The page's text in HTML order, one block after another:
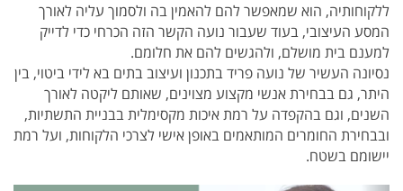
ללקוחותיה, הוא שמאפשר להם להאמין בה ולסמוך עליה לאורך
המסע העיצובי, בעוד שעבור נועה הקשר הזה הכרחי כדי לדייק
למענם בית מושלם, ולהגשים להם את חלומם.
נסיונה העשיר של נועה פריד בתכנון ועיצוב בתים בא לידי ביטוי, בין
היתר, גם בבחירת אנשי מקצוע מצוינים, שאותם ליקטה לאורך
השנים, וגם בהקפדה על רמת איכות מקסימלית בבניית התשתיות,
ובבחירת החומרים המותאמים באופן אישי לצרכי הלקוחות, ועל רמת
יישומם בשטח.